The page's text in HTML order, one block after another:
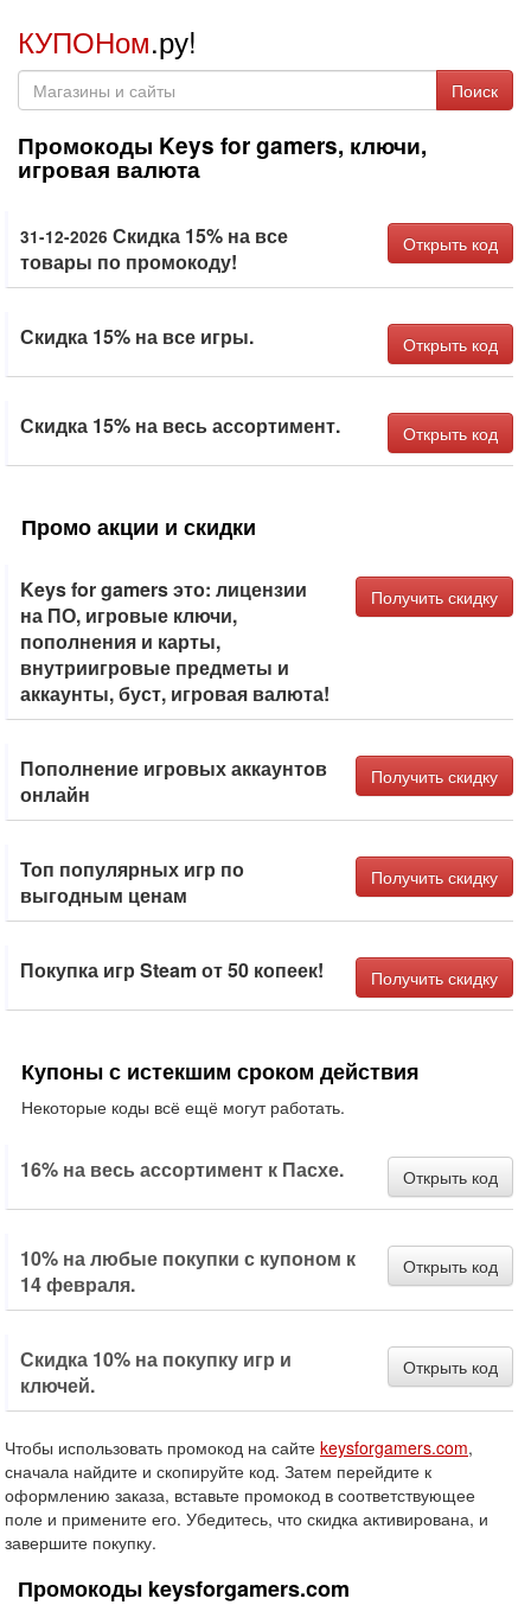
КУПОНом.ру!
Поиск
Промокоды Keys for gamers, ключи,
игровая валюта
31-12-2026 Скидка 15% на все
товары по промокоду!
Открыть код
Скидка 15% на все игры. Открыть код
Скидка 15% на весь ассортимент. Открыть код
Промо акции и скидки
Keys for gamers это: лицензии
на ПО, игровые ключи,
пополнения и карты,
внутриигровые предметы и
аккаунты, буст, игровая валюта!
Получить скидку
Пополнение игровых аккаунтов
онлайн
Получить скидку
Топ популярных игр по
выгодным ценам
Получить скидку
Покупка игр Steam от 50 копеек! Получить скидку
Купоны с истекшим сроком действия
Некоторые коды всё ещё могут работать.
16% на весь ассортимент к Пасхе. Открыть код
10% на любые покупки с купоном к
14 февраля.
Открыть код
Скидка 10% на покупку игр и
ключей.
Открыть код
Чтобы использовать промокод на сайте keysforgamers.com,
сначала найдите и скопируйте код. Затем перейдите к
оформлению заказа, вставьте промокод в соответствующее
поле и примените его. Убедитесь, что скидка активирована, и
завершите покупку.
Промокоды keysforgamers.com